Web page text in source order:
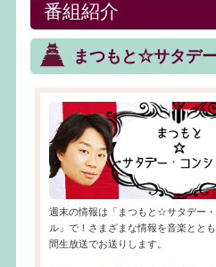
番組紹介
まつもと☆サタデ
週末の情報は「まつもと☆サタデー
ル」で！さまざまな情報を音楽とと
間生放送でお送りします。